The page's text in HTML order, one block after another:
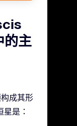
主
成其形
是：